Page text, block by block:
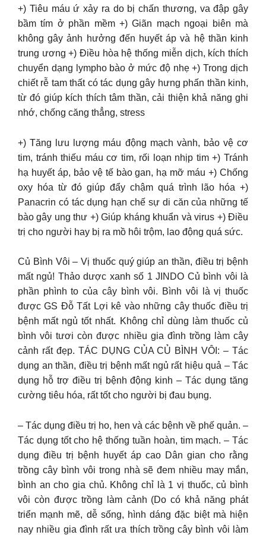
+) Tiêu máu ứ xảy ra do bị chấn thương, va đập gây
bầm tím ở phần mềm +) Giãn mạch ngoại biên mà
không gây ảnh hưởng đến huyết áp và hệ thần kinh
trung ương +) Điều hòa hệ thống miễn dịch, kích thích
chuyển dạng lympho bào ở mức độ nhẹ +) Trong dịch
chiết rễ tam thất có tác dụng gây hưng phấn thần kinh,
từ đó giúp kích thích tâm thần, cải thiện khả năng ghi
nhớ, chống căng thẳng, stress
+) Tăng lưu lượng máu động mạch vành, bảo vệ cơ
tim, tránh thiếu máu cơ tim, rối loạn nhịp tim +) Tránh
hạ huyết áp, bảo vệ tế bào gan, hạ mỡ máu +) Chống
oxy hóa từ đó giúp đẩy chậm quá trình lão hóa +)
Panacrin có tác dụng hạn chế sự di căn của những tế
bào gây ung thư +) Giúp kháng khuẩn và virus +) Điều
trị cho người hay bị ra mồ hôi trộm, lao động quá sức.
Củ Bình Vôi – Vị thuốc quý giúp an thần, điều trị bệnh
mất ngủ! Thảo dược xanh số 1 JINDO Củ bình vôi là
phần phình to của cây bình vôi. Bình vôi là vị thuốc
được GS Đỗ Tất Lợi kê vào những cây thuốc điều trị
bệnh mất ngủ tốt nhất. Không chỉ dùng làm thuốc củ
bình vôi tươi còn được nhiều gia đình trồng làm cây
cảnh rất đẹp. TÁC DỤNG CỦA CỦ BÌNH VÔI: – Tác
dụng an thần, điều trị bệnh mất ngủ rất hiệu quả – Tác
dụng hỗ trợ điều trị bệnh động kinh – Tác dụng tăng
cường tiêu hóa, rất tốt cho người bị đau bụng.
– Tác dụng điều trị ho, hen và các bệnh về phế quản. –
Tác dụng tốt cho hệ thống tuần hoàn, tim mạch. – Tác
dụng điều trị bệnh huyết áp cao Dân gian cho rằng
trồng cây bình vôi trong nhà sẽ đem nhiều may mắn,
bình an cho gia chủ. Không chỉ là 1 vị thuốc, củ bình
vôi còn được trồng làm cảnh (Do có khả năng phát
triển mạnh mẽ, dễ sống, hình dáng đặc biệt mà hiện
nay nhiều gia đình rất ưa thích trồng cây bình vôi làm